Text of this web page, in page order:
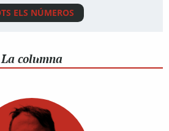
ELS NÚMEROS
La columna